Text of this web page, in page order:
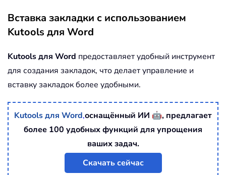
Вставка закладки с использованием
Kutools для Word
Kutools для Word предоставляет удобный инструмент
для создания закладок, что делает управление и
вставку закладок более удобными.
Kutools для Word,оснащённый ИИ 🤖, предлагает
более 100 удобных функций для упрощения
ваших задач.
Скачать сейчас